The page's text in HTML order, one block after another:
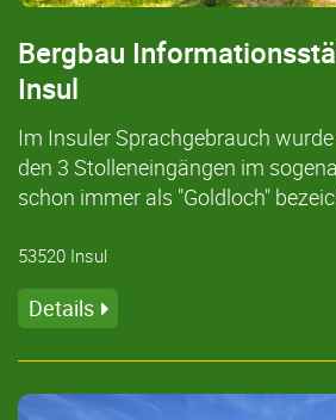
Bergbau
Insul
Im Insuler Sprachgebrauch
den 3 Stolleneingängen im
schon immer als "Goldloch"
53520 Insul
Details